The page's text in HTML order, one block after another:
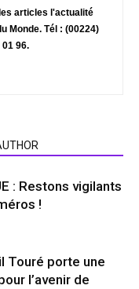
articles l'actualité
Monde. Tél : (00224)
96.
: Restons vigilants
!
Touré porte une
l’avenir de